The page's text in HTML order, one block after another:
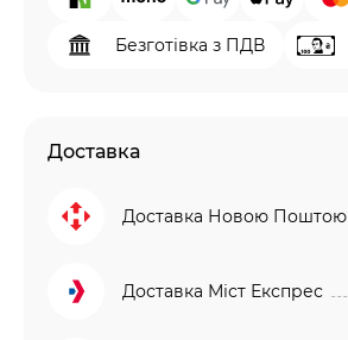
Безготівка з ПДВ
Доставка
Доставка Новою Поштою
Доставка Міст Експрес